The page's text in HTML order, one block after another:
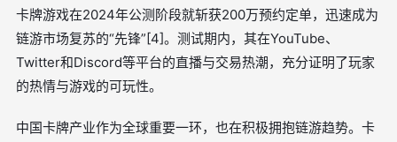
卡牌游戏在2024年公测阶段就斩获200万预约定单，迅速成为
链游市场复苏的“先锋”[4]。测试期内，其在YouTube、
Twitter和Discord等平台的直播与交易热潮，充分证明了玩家
的热情与游戏的可玩性。
中国卡牌产业作为全球重要一环，也在积极拥抱链游趋势。卡